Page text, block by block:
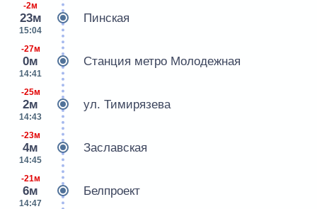
-2м
23м
15:04
Пинская
-27м
0м
14:41
Станция метро Молодежная
-25м
2м
14:43
ул. Тимирязева
-23м
4м
14:45
Заславская
-21м
6м
14:47
Белпроект